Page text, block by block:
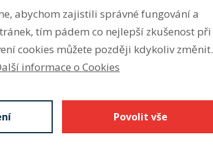
-30 do
Profil
Šířka profilu (mm)
Vnější délka La (mm)
abychom zajistili správné fungování a
tím pádem co nejlepší zkušenost při
cookies můžete později kdykoliv změnit.
informace o Cookies
Povolit vše